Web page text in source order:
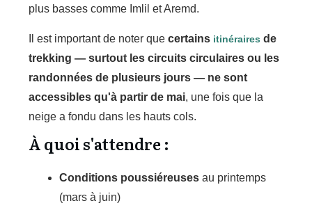
plus basses comme Imlil et Aremd.
Il est important de noter que certains itinéraires de
trekking — surtout les circuits circulaires ou les
randonnées de plusieurs jours — ne sont
accessibles qu'à partir de mai, une fois que la
neige a fondu dans les hauts cols.
À quoi s'attendre :
Conditions poussiéreuses au printemps
(mars à juin)